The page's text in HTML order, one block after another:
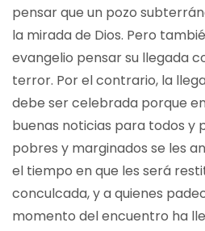
pensar que un pozo
la mirada de Dios. Pero
evangelio pensar su llegada
terror. Por el contrario, la
debe ser celebrada porque
buenas noticias para todos y
pobres y marginados se les
el tiempo en que les será
conculcada, y a quienes
momento del encuentro ha